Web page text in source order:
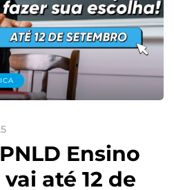
Ensino
até 12 de